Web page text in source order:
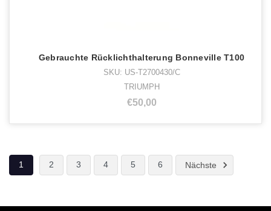
Gebrauchte Rücklichthalterung Bonneville T100
SKU: US-T2700430/C
TRIUMPH
€50,00
1 2 3 4 5 6 Nächste